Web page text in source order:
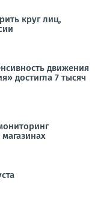
круг лиц,
движения
достигла 7 тысяч